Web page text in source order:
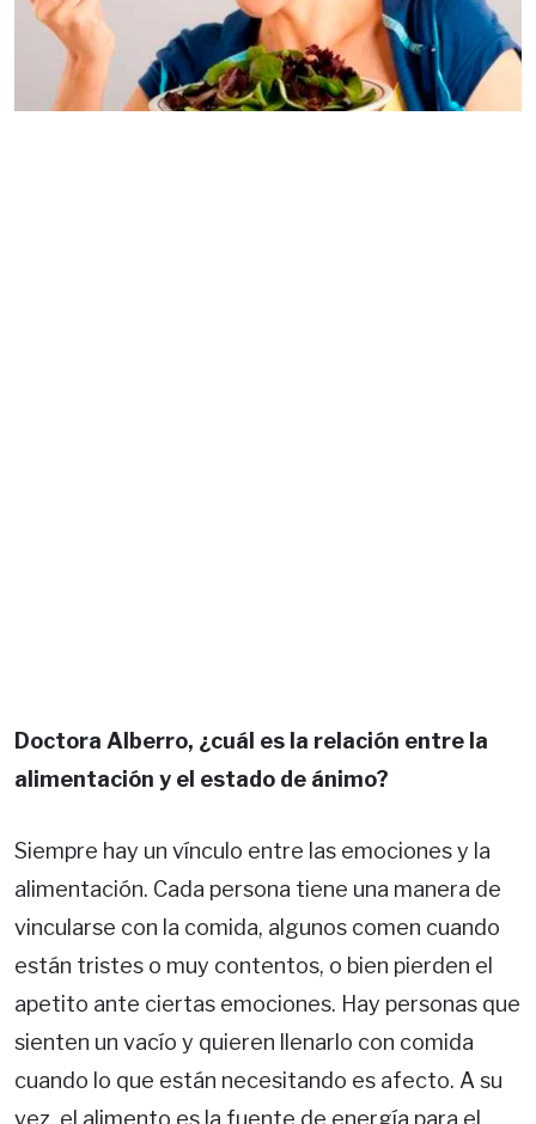
Doctora Alberro, ¿cuál es la relación entre la
alimentación y el estado de ánimo?
Siempre hay un vínculo entre las emociones y la
alimentación. Cada persona tiene una manera de
vincularse con la comida, algunos comen cuan­do
están tristes o muy contentos, o bien pierden el
apetito ante ciertas emociones. Hay personas que
sienten un vacío y quieren llenarlo con co­mida
cuando lo que están necesitando es afec­to. A su